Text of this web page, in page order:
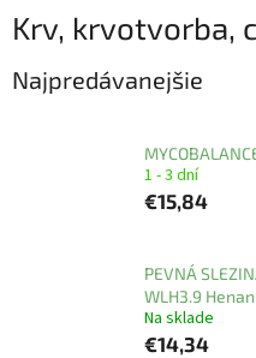
Krv, krvotvorba,
Najpredávanejšie
1 - 3 dní
€15,84
PEVNÁ
WLH3.9
Na sklade
€14,34